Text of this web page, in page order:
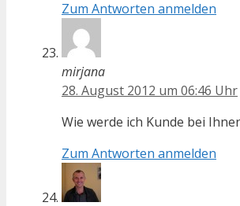
Zum Antworten anmelden
mirjana
28. August 2012 um 06:46 Uhr
Wie werde ich Kunde bei
Zum Antworten anmelden